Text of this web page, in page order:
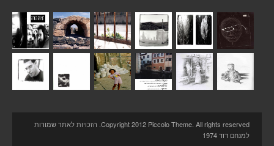
Copyright 2012 Piccolo Theme. All rights reserved. הזכויות לאתר שמורות
למנחם דוד 1974